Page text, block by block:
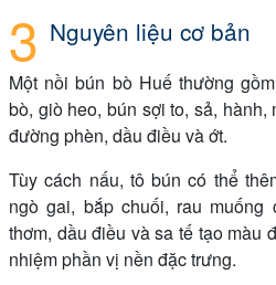
Nguyên liệu cơ bản
Một nồi bún bò Huế thường
bò, giò heo, bún sợi to, sả, hành,
đường phèn, dầu điều và ớt.
Tùy cách nấu, tô bún có thể
ngò gai, bắp chuối, rau
thơm, dầu điều và sa tế tạo màu
nhiệm phần vị nền đặc trưng.